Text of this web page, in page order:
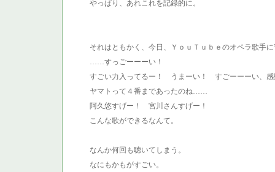
やっぱり、あれこれを記録的に。
それはともかく、今日、ＹｏｕＴｕｂｅのオペラ歌手
……すっごーーーい！
すごい力入ってるー！ うまーい！ すごーーーい、感
ヤマトって４番まであったのね……
阿久悠すげー！ 宮川さんすげー！
こんな歌ができるなんて。
なんか何回も聴いてしまう。
なにもかもがすごい。